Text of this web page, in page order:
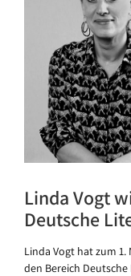
Linda Vogt
Deutsche
Linda Vogt hat zum
den Bereich